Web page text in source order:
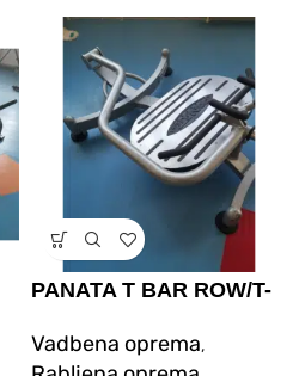
PANATA T BAR ROW/T-
PREDKLONU (rabljeno)
Vadbena oprema,